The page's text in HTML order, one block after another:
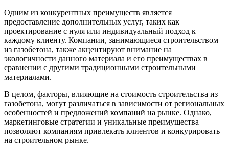
Одним из конкурентных преимуществ является
предоставление дополнительных услуг, таких как
проектирование с нуля или индивидуальный подход к
каждому клиенту. Компании, занимающиеся строительством
из газобетона, также акцентируют внимание на
экологичности данного материала и его преимуществах в
сравнении с другими традиционными строительными
материалами.
В целом, факторы, влияющие на стоимость строительства из
газобетона, могут различаться в зависимости от региональных
особенностей и предложений компаний на рынке. Однако,
маркетинговые стратегии и уникальные преимущества
позволяют компаниям привлекать клиентов и конкурировать
на строительном рынке.